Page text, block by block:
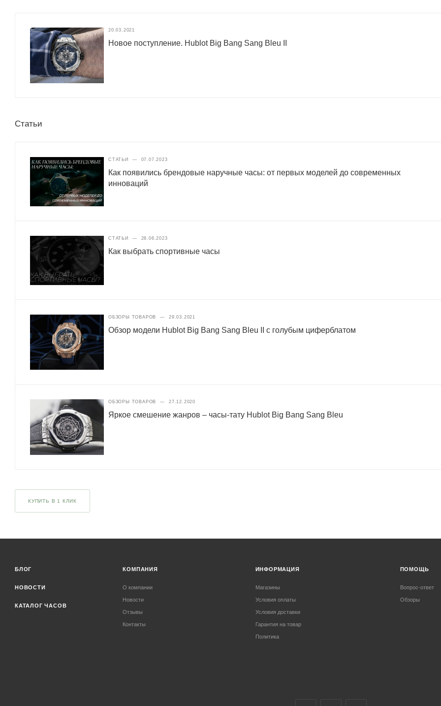
20.03.2021
Новое поступление. Hublot Big Bang Sang Bleu II
Статьи
СТАТЬИ — 07.07.2023
Как появились брендовые наручные часы: от первых моделей до современных
инноваций
СТАТЬИ — 28.06.2023
Как выбрать спортивные часы
ОБЗОРЫ ТОВАРОВ — 29.03.2021
Обзор модели Hublot Big Bang Sang Bleu II с голубым циферблатом
ОБЗОРЫ ТОВАРОВ — 27.12.2020
Яркое смешение жанров – часы-тату Hublot Big Bang Sang Bleu
КУПИТЬ В 1 КЛИК
БЛОГ
НОВОСТИ
КАТАЛОГ ЧАСОВ
КОМПАНИЯ
О компании
Новости
Отзывы
Контакты
ИНФОРМАЦИЯ
Магазины
Условия оплаты
Условия доставки
Гарантия на товар
Политика
ПОМОЩЬ
Вопрос-ответ
Обзоры